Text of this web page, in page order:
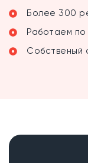
Более 300
Работаем по
Собственый